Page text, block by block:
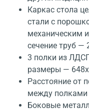
Каркас стола
стали с
механическим
сечение труб —
3 полки из
размеры —
Расстояние от
между
Боковые